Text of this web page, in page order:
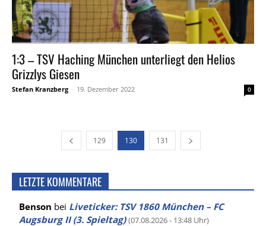
1:3 – TSV Haching München unterliegt den Helios
Grizzlys Giesen
Stefan Kranzberg - 19. Dezember 2022 0
129 130 131
LETZTE KOMMENTARE
Benson bei Liveticker: TSV 1860 München – FC
Augsburg II (3. Spieltag) (07.08.2026 - 13:48 Uhr)